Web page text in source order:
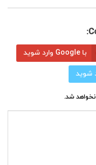
با Google وارد شوید
شد.